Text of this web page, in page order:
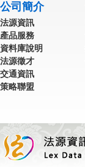
公司簡介
法源資訊
產品服務
資料庫說明
法源徵才
交通資訊
策略聯盟